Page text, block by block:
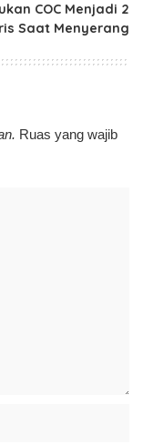
COC Menjadi 2
Saat Menyerang
Ruas yang wajib